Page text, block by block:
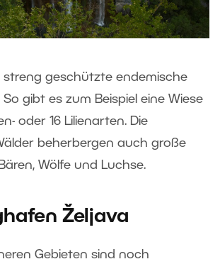
streng geschützte endemische
gibt es zum Beispiel eine Wiese
oder 16 Lilienarten. Die
beherbergen auch große
Wölfe und Luchse.
Željava
Gebieten sind noch